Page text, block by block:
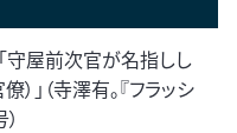
守屋前次官が名指しし
）」（寺澤有。『フラッシ